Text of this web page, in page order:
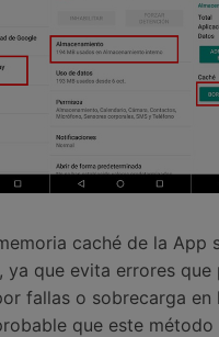
caché de la App
ya que evita errores que
fallas o sobrecarga en
que este método